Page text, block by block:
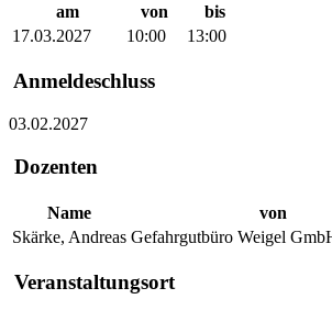
am von
bis
17.03.2027
10:00 13:00
Anmeldeschluss
03.02.2027
Dozenten
Name
von
Skärke, Andreas Gefahrgutbüro Weigel
Veranstaltungsort